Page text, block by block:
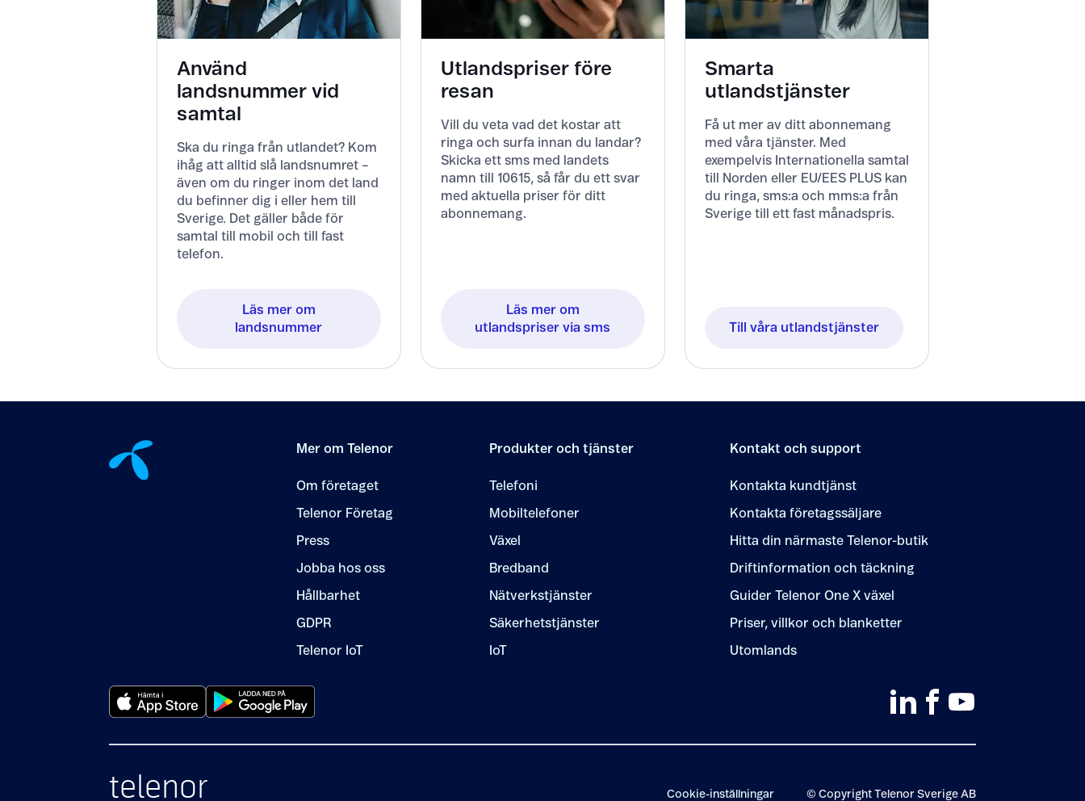
Använd
landsnummer vid
samtal
Ska du ringa från utlandet? Kom
ihåg att alltid slå landsnumret –
även om du ringer inom det land
du befinner dig i eller hem till
Sverige. Det gäller både för
samtal till mobil och till fast
telefon.
Läs mer om
landsnummer
Utlandspriser före
resan
Vill du veta vad det kostar att
ringa och surfa innan du landar?
Skicka ett sms med landets
namn till 10615, så får du ett svar
med aktuella priser för ditt
abonnemang.
Läs mer om
utlandspriser via sms
Smarta
utlandstjänster
Få ut mer av ditt abonnemang
med våra tjänster. Med
exempelvis Internationella samtal
till Norden eller EU/EES PLUS kan
du ringa, sms:a och mms:a från
Sverige till ett fast månadspris.
Till våra utlandstjänster
Mer om Telenor
Om företaget
Telenor Företag
Press
Jobba hos oss
Hållbarhet
GDPR
Telenor IoT
Produkter och tjänster
Telefoni
Mobiltelefoner
Växel
Bredband
Nätverkstjänster
Säkerhetstjänster
IoT
Kontakt och support
Kontakta kundtjänst
Kontakta företagssäljare
Hitta din närmaste Telenor-butik
Driftinformation och täckning
Guider Telenor One X växel
Priser, villkor och blanketter
Utomlands
telenor Cookie-inställningar © Copyright Telenor Sverige AB